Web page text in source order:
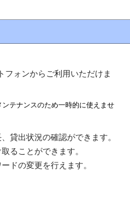
フォンからご利用いただけま
テナンスのため一時的に使えませ
貸出状況の確認ができます。
ることができます。
ドの変更を行えます。